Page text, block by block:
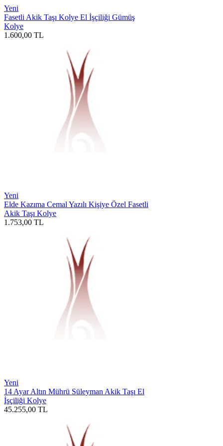
Yeni
Fasetli Akik Taşı Kolye El İşçiliği Gümüş
Kolye
1.600,00 TL
Yeni
Elde Kazıma Cemal Yazılı Kişiye Özel Fasetli
Akik Taşı Kolye
1.753,00 TL
Yeni
14 Ayar Altın Mührü Süleyman Akik Taşı El
İşçiliği Kolye
45.255,00 TL